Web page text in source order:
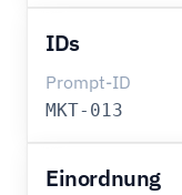
IDs
Prompt-ID
MKT-013
Einordnung